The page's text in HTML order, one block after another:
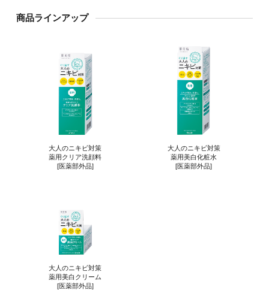
商品ラインアップ
大人のニキビ対策
薬用クリア洗顔料
[医薬部外品]
大人のニキビ対策
薬用美白化粧水
[医薬部外品]
大人のニキビ対策
薬用美白クリーム
[医薬部外品]